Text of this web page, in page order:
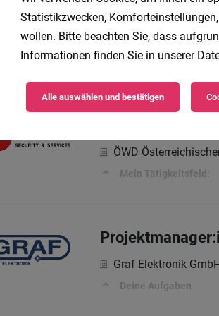
Shop
Dunkin' Donut
Deine Aufgaben
ÖWD
Mein Tätigkeitsfeld:
Graf Elektronik
Deine Aufgaben
Statistikzwecken,
wollen. Bitte beachten Sie, dass
Informationen finden Sie in unserer
Alle auswählen und bestätigen